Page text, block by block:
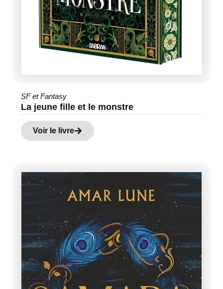
SF et Fantasy
La jeune fille et le monstre
Voir le livre